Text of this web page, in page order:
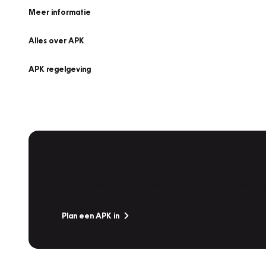
Meer informatie
Alles over APK
APK regelgeving
Plan een APK in